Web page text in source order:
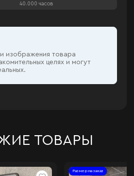
40.000 часов
изображения товара
целях и могут
ТОВАРЫ
Размер на заказ